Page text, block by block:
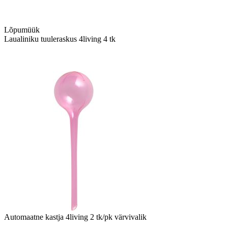
Lõpumüük
Laualiniku tuuleraskus 4living 4 tk
Automaatne kastja 4living 2 tk/pk värvivalik